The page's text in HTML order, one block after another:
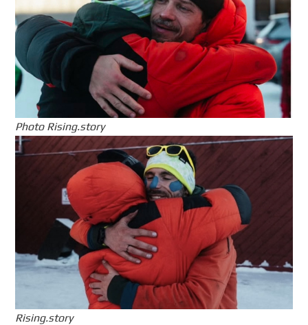
Photo Rising.story
Rising.story